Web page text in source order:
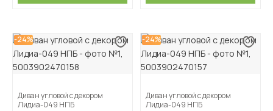
-24%
Диван угловой с декором
Лидиа-049 НПБ
-24%
Диван угловой с декором
Лидиа-049 НПБ